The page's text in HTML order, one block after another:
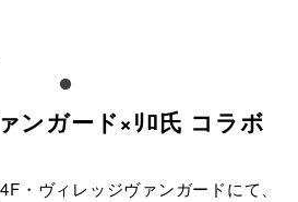
ンガード×ﾘﾛ氏 コラボ
・ヴィレッジヴァンガードにて、